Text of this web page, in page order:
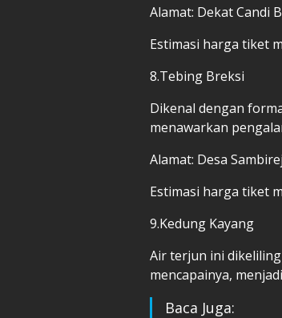
Alamat: Dekat Candi
Estimasi harga tiket
8.Tebing Breksi
Dikenal dengan
menawarkan
Alamat: Desa
Estimasi harga tiket
9.Kedung Kayang
Air terjun ini
mencapainya,
Baca Juga: